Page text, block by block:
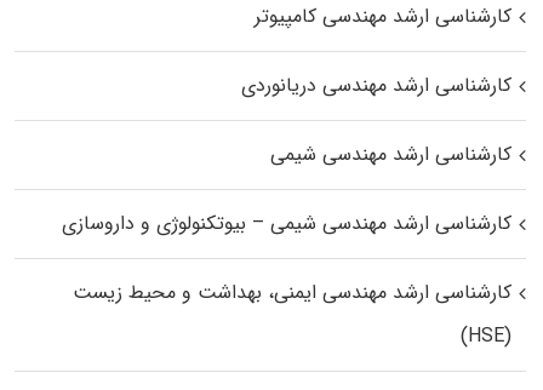
کارشناسی ارشد مهندسی کامپیوتر
کارشناسی ارشد مهندسی دریانوردی
کارشناسی ارشد مهندسی شیمی
کارشناسی ارشد مهندسی شیمی – بیوتکنولوژی و داروسازی
کارشناسی ارشد مهندسی ایمنی، بهداشت و محیط زیست
(HSE)